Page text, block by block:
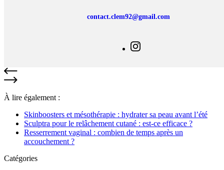
contact.clem92@gmail.com
À lire également :
Skinboosters et mésothérapie : hydrater sa peau avant l’été
Sculptra pour le relâchement cutané : est-ce efficace ?
Resserrement vaginal : combien de temps après un
accouchement ?
Catégories